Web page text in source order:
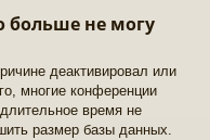
больше не могу
деактивировал или
многие конференции
время не
размер базы данных.